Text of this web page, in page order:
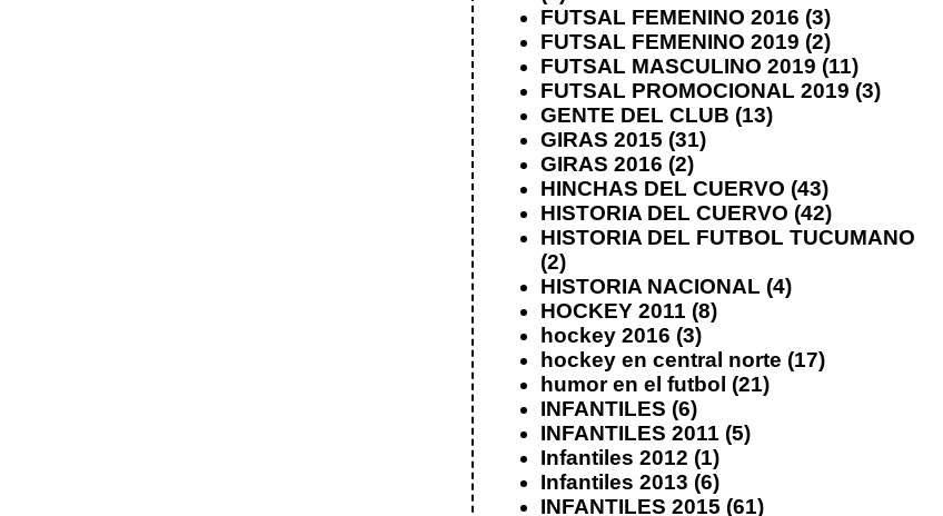
FUTSAL FEMENINO 2016 (3)
FUTSAL FEMENINO 2019 (2)
FUTSAL MASCULINO 2019 (11)
FUTSAL PROMOCIONAL 2019 (3)
GENTE DEL CLUB (13)
GIRAS 2015 (31)
GIRAS 2016 (2)
HINCHAS DEL CUERVO (43)
HISTORIA DEL CUERVO (42)
HISTORIA DEL FUTBOL TUCUMANO
(2)
HISTORIA NACIONAL (4)
HOCKEY 2011 (8)
hockey 2016 (3)
hockey en central norte (17)
humor en el futbol (21)
INFANTILES (6)
INFANTILES 2011 (5)
Infantiles 2012 (1)
Infantiles 2013 (6)
INFANTILES 2015 (61)